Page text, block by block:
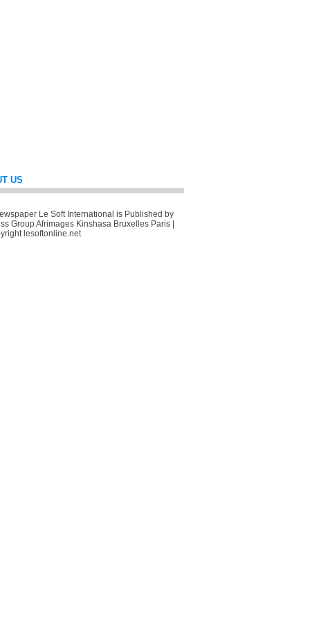
US
Le Soft International is Published by
Group Afrimages Kinshasa Bruxelles Paris |
lesoftonline.net